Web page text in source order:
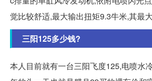
觉比较舒适,最大输出扭矩9.3牛米,其最大
三阳125多少钱?
本人目前就有一台三阳飞度125,电喷水